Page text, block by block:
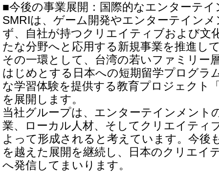
■今後の事業展開：国際的なエンターテ
SMRIは、ゲーム開発やエンターテイン
ず、自社が持つクリエイティブおよび文
たな分野へと応用する新規事業を推進し
その一環として、台湾の若いファミリー
はじめとする日本への短期留学プログラ
な学習体験を提供する教育プロジェクト
を展開します。
当社グループは、エンターテインメント
業、ローカル人材、そしてクリエイティ
よって形成されると考えています。今後
を越えた展開を継続し、日本のクリエイ
へ発信してまいります。